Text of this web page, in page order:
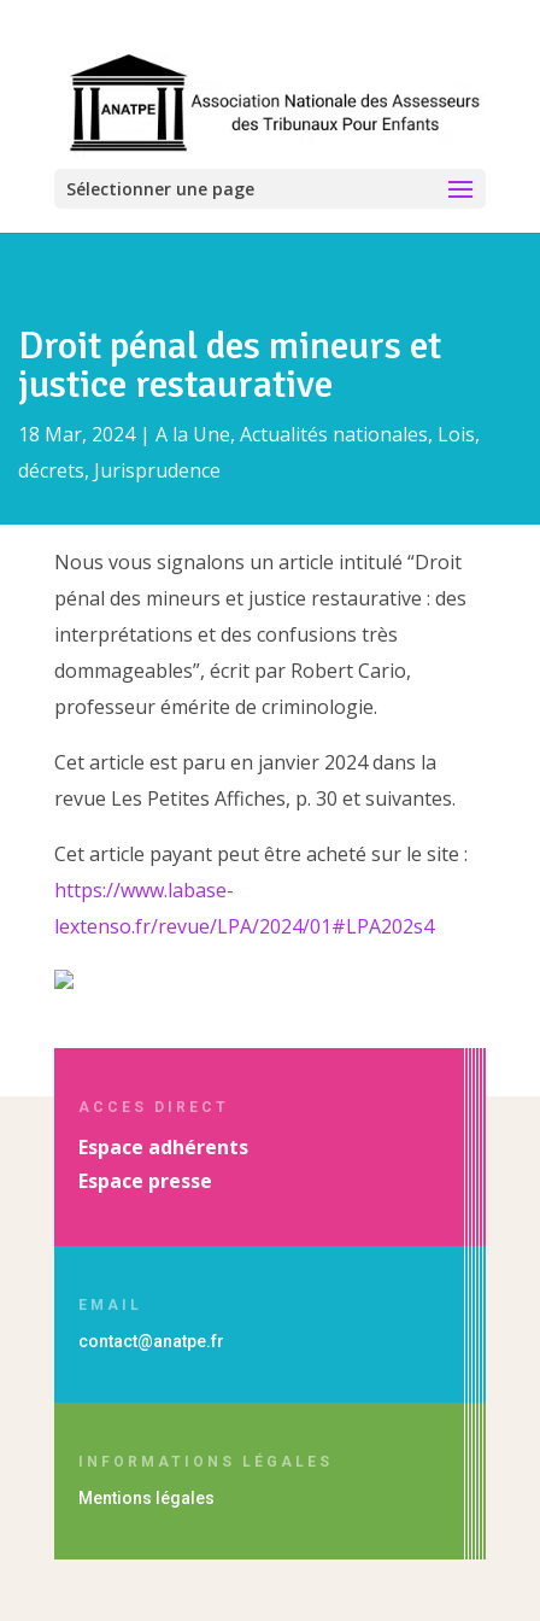
Sélectionner une page
Droit pénal des mineurs et
justice restaurative
18 Mar, 2024| A la Une, Actualités nationales, Lois,
décrets, Jurisprudence
Nous vous signalons un article intitulé “Droit
pénal des mineurs et justice restaurative : des
interprétations et des confusions très
dommageables”, écrit par Robert Cario,
professeur émérite de criminologie.
Cet article est paru en janvier 2024 dans la
revue Les Petites Affiches, p. 30 et suivantes.
Cet article payant peut être acheté sur le site :
https://www.labase-
lextenso.fr/revue/LPA/2024/01#LPA202s4
ACCES DIRECT
Espace adhérents
Espace presse
EMAIL
contact@anatpe.fr
INFORMATIONS LÉGALES
Mentions légales